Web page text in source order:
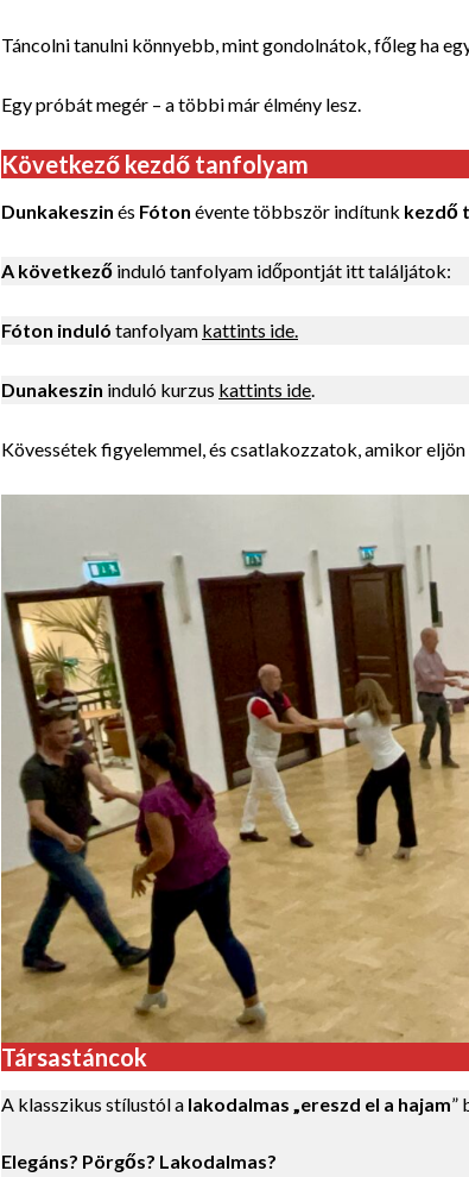
Táncolni tanulni könnyebb, mint gondolnátok, főleg ha
Egy próbát megér – a többi már élmény lesz.
Következő kezdő tanfolyam
Dunkakeszin és Fóton évente többször indítunk kezdő
A következő induló tanfolyam időpontját itt találjátok:
Fóton induló tanfolyam kattints ide.
Dunakeszin induló kurzus kattints ide.
Kövessétek figyelemmel, és csatlakozzatok, amikor eljön
Társastáncok
A klasszikus stílustól a lakodalmas „ereszd el a hajam”
Elegáns? Pörgős? Lakodalmas?